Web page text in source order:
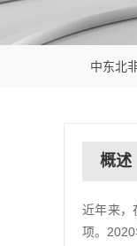
中东北
概述
近年来，
项。